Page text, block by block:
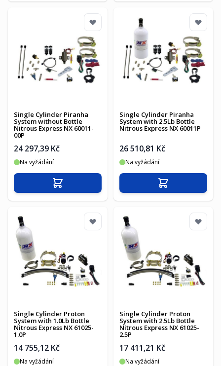
Single Cylinder Piranha
System without Bottle
Nitrous Express NX 60011-
00P
24 297,39 Kč
Na vyžádání
Přidat do košíku
Single Cylinder Piranha
System with 2.5Lb Bottle
Nitrous Express NX 60011P
26 510,81 Kč
Na vyžádání
Přidat do košíku
Single Cylinder Proton
System with 1.0Lb Bottle
Nitrous Express NX 61025-
1.0P
14 755,12 Kč
Na vyžádání
Single Cylinder Proton
System with 2.5Lb Bottle
Nitrous Express NX 61025-
2.5P
17 411,21 Kč
Na vyžádání